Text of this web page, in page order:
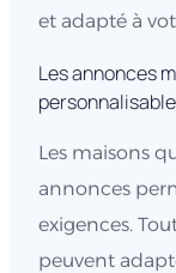
et adapté à
Les annonces
Les maisons
annonces
exigences.
peuvent